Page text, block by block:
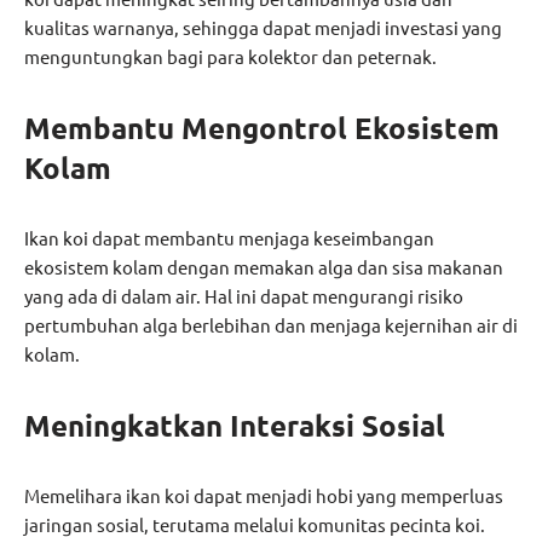
kualitas warnanya, sehingga dapat menjadi investasi yang
menguntungkan bagi para kolektor dan peternak.
Membantu Mengontrol Ekosistem
Kolam
Ikan koi dapat membantu menjaga keseimbangan
ekosistem kolam dengan memakan alga dan sisa makanan
yang ada di dalam air. Hal ini dapat mengurangi risiko
pertumbuhan alga berlebihan dan menjaga kejernihan air di
kolam.
Meningkatkan Interaksi Sosial
Memelihara ikan koi dapat menjadi hobi yang memperluas
jaringan sosial, terutama melalui komunitas pecinta koi.